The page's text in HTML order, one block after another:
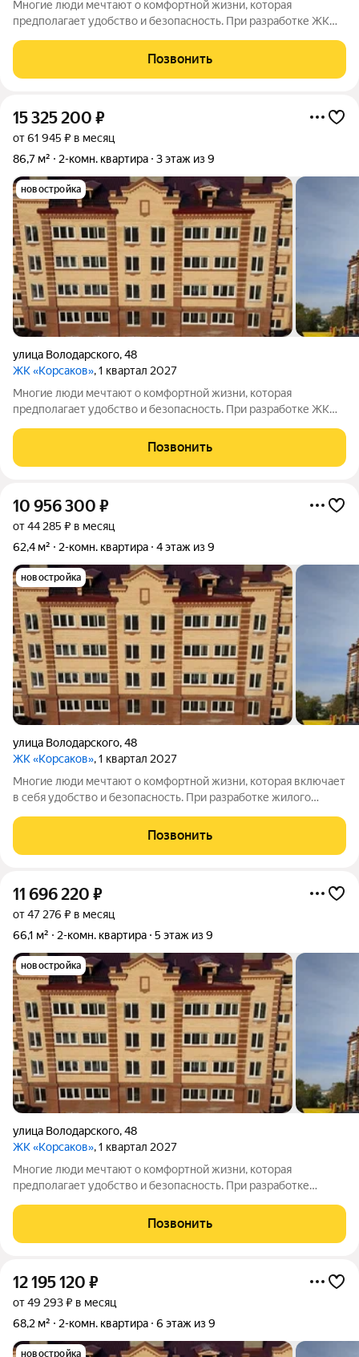
Многие люди мечтают о комфортной жизни, которая
предполагает удобство и безопасность. При разработке ЖК
жильцов и постарались создать пространство, которое будет
отвечать вашим ожиданиям. Среди
Позвонить
15 325 200 ₽
от 61 945 ₽ в месяц
86,7 м²
2-комн. квартира 3 этаж из 9
новостройка
улица Володарского,48
ЖК «Корсаков», 1 квартал 2027
Многие люди мечтают о комфортной жизни, которая
предполагает удобство и безопасность. При разработке ЖК
жильцов и старались создать пространство, которое будет
отвечать вашим ожиданиям. Что мы
Позвонить
10 956 300 ₽
от 44 285 ₽ в месяц
62,4 м²
2-комн. квартира 4 этаж из 9
новостройка
улица Володарского,48
ЖК «Корсаков», 1 квартал 2027
Многие люди мечтают о комфортной жизни, которая включает
в себя удобство и безопасность. При разработке жилого
будущих жильцов и старались создать пространство, которое
будет отвечать вашим
Позвонить
11 696 220 ₽
от 47 276 ₽ в месяц
66,1 м²
2-комн. квартира 5 этаж из 9
новостройка
улица Володарского,48
ЖК «Корсаков», 1 квартал 2027
Многие люди мечтают о комфортной жизни, которая
предполагает удобство и безопасность. При разработке
пожелания будущих жильцов и старались создать
пространство, которое будет отвечать вашим ожиданиям.
Позвонить
12 195 120 ₽
от 49 293 ₽ в месяц
68,2 м²
2-комн. квартира 6 этаж из 9
новостройка